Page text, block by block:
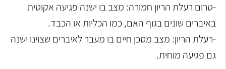
-טרום רעלת הריון חמורה: מצב בו ישנה פגיעה אקוטית
באיברים שונים בגוף האם, כמו הכליות או הכבד.
-רעלת הריון: מצב מסכן חיים בו מעבר לאיברים שצוינו ישנה
גם פגיעה מוחית.